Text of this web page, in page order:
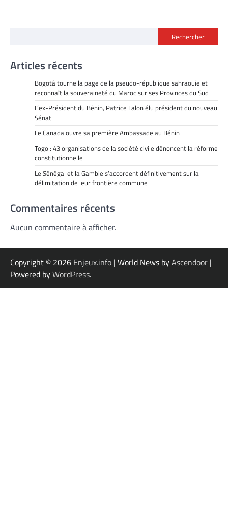
Rechercher
Articles récents
Bogotá tourne la page de la pseudo-république sahraouie et
reconnaît la souveraineté du Maroc sur ses Provinces du Sud
L’ex-Président du Bénin, Patrice Talon élu président du nouveau
Sénat
Le Canada ouvre sa première Ambassade au Bénin
Togo : 43 organisations de la société civile dénoncent la réforme
constitutionnelle
Le Sénégal et la Gambie s’accordent définitivement sur la
délimitation de leur frontière commune
Commentaires récents
Aucun commentaire à afficher.
Copyright © 2026 Enjeux.info | World News byAscendoor |
Powered byWordPress.